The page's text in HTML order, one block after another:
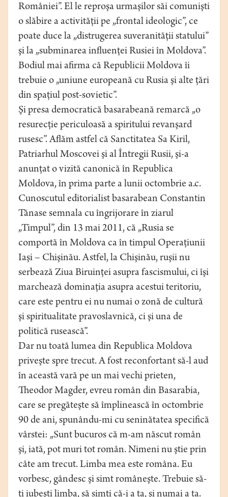
României”. El le reproşa urmaşilor săi comunişti
o slăbire a activităţii pe „frontal ideologic”, ce
poate duce la „distrugerea suveranităţii statului”
şi la „subminarea influenţei Rusiei în Moldova”.
Bodiul mai afirma că Republicii Moldova îi
trebuie o „uniune europeană cu Rusia şi alte ţări
din spaţiul post-sovietic”.
Şi presa democratică basarabeană remarcă „o
resurecţie periculoasă a spiritului revanşard
rusesc”. Aflăm astfel că Sanctitatea Sa Kiril,
Patriarhul Moscovei şi al Întregii Rusii, şi-a
anunţat o vizită canonică în Republica
Moldova, în prima parte a lunii octombrie a.c.
Cunoscutul editorialist basarabean Constantin
Tănase semnala cu îngrijorare în ziarul
„Timpul”, din 13 mai 2011, că „Rusia se
comportă în Moldova ca în timpul Operaţiunii
Iaşi – Chişinău. Astfel, la Chişinău, ruşii nu
serbează Ziua Biruinţei asupra fascismului, ci îşi
marchează dominaţia asupra acestui teritoriu,
care este pentru ei nu numai o zonă de cultură
şi spiritualitate pravoslavnică, ci şi una de
politică rusească”.
Dar nu toată lumea din Republica Moldova
priveşte spre trecut. A fost reconfortant să-l aud
în această vară pe un mai vechi prieten,
Theodor Magder, evreu român din Basarabia,
care se pregăteşte să împlinească în octombrie
90 de ani, spunându-mi cu seninătatea specifică
vârstei: „Sunt bucuros că m-am născut român
şi, iată, pot muri tot român. Nimeni nu ştie prin
câte am trecut. Limba mea este româna. Eu
vorbesc, gândesc şi simt româneşte. Trebuie să-